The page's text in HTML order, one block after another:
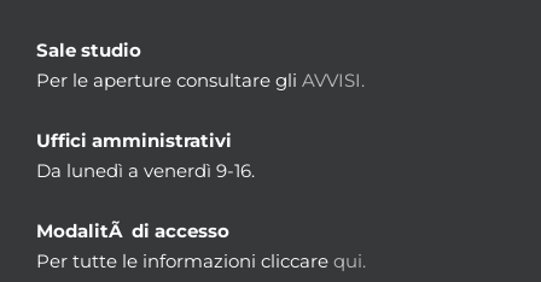
Sale studio
Per le aperture consultare gli AVVISI.
Uffici amministrativi
Da lunedì a venerdì 9-16.
ModalitÃ di accesso
Per tutte le informazioni cliccare qui.